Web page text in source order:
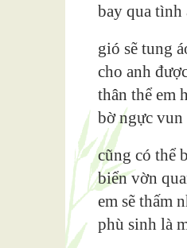
bay qua
gió sẽ tung
cho anh
thân thể em
bờ ngực vun
cũng có thể
biển vờn
em sẽ thấm
phù sinh là